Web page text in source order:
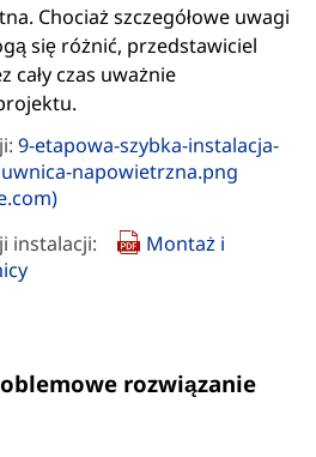
Chociaż szczegółowe uwagi
się różnić, przedstawiciel
cały czas uważnie
9-etapowa-szybka-instalacja-
napowietrzna.png
instalacji:
Montaż i
rozwiązanie